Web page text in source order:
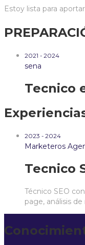
Estoy lista para
2021 - 2024
sena
Tecnico
2023 - 2024
Marketeros
Tecnico
Técnico SEO
page, análisis